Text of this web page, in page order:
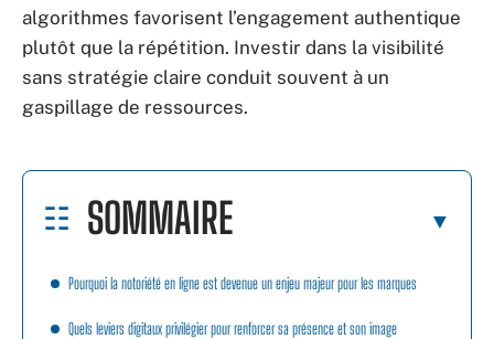
algorithmes favorisent l’engagement authentique
plutôt que la répétition. Investir dans la visibilité
sans stratégie claire conduit souvent à un
gaspillage de ressources.
SOMMAIRE
Pourquoi la notoriété en ligne est devenue un enjeu majeur pour les marques
Quels leviers digitaux privilégier pour renforcer sa présence et son image